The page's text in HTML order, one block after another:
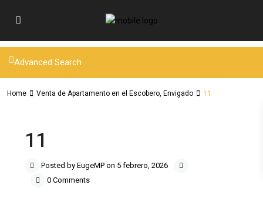
Advanced Search
Home Venta de Apartamento en el Escobero, Envigado 11
11
Posted by EugeMP on 5 febrero, 2026
0 Comments